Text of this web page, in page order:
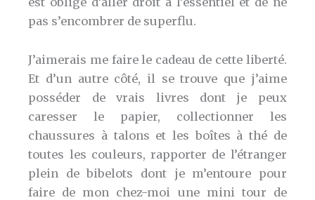
pas s’encombrer de superflu.
J’aimerais me faire le cadeau de cette liberté.
Et d’un autre côté, il se trouve que j’aime
posséder de vrais livres dont je peux
caresser le papier, collectionner les
chaussures à talons et les boîtes à thé de
toutes les couleurs, rapporter de l’étranger
plein de bibelots dont je m’entoure pour
faire de mon chez-moi une mini tour de